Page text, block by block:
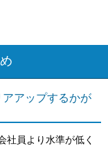
アアップするかが
社員より水準が低く